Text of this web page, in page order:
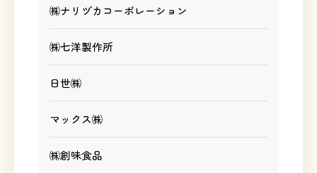
㈱ナリヅカコーポレーション
㈱七洋製作所
日世㈱
マックス㈱
㈱創味食品